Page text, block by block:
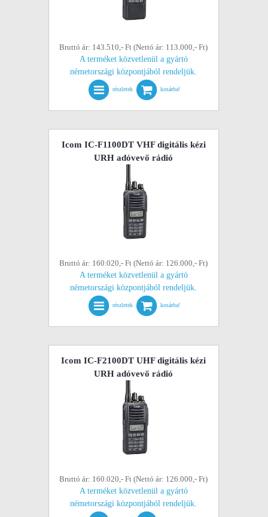
Bruttó ár: 143.510,- Ft (Nettó ár: 113.000,- Ft)
A terméket közvetlenül a gyártó
németországi központjából rendeljük.
részletek kosárba!
Icom IC-F1100DT VHF digitális kézi
URH adóvevő rádió
Bruttó ár: 160.020,- Ft (Nettó ár: 126.000,- Ft)
A terméket közvetlenül a gyártó
németországi központjából rendeljük.
részletek kosárba!
Icom IC-F2100DT UHF digitális kézi
URH adóvevő rádió
Bruttó ár: 160.020,- Ft (Nettó ár: 126.000,- Ft)
A terméket közvetlenül a gyártó
németországi központjából rendeljük.